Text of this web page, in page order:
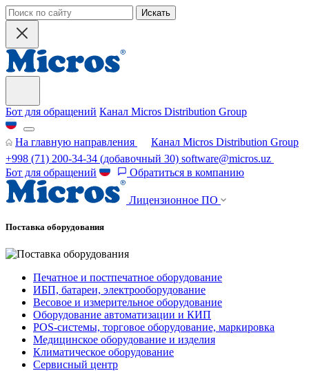
Искать
Бот для обращений Канал Micros Distribution Group
На главную направления
Канал Micros Distribution Group
+998 (71) 200-34-34 (добавочный 30) software@micros.uz
Бот для обращений
Обратиться в компанию
Лицензионное ПО
Поставка оборудования
Печатное и постпечатное оборудование
ИБП, батареи, электрооборудование
Весовое и измерительное оборудование
Оборудование автоматизации и КИП
POS-системы, торговое оборудование, маркировка
Медицинское оборудование и изделия
Климатическое оборудование
Сервисный центр